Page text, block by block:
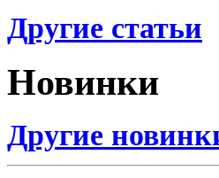
Другие статьи
Новинки
Другие